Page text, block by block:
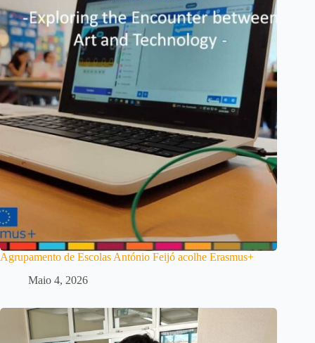
Agrupamento de Escolas António Feijó acolhe Erasmus+
Maio 4, 2026